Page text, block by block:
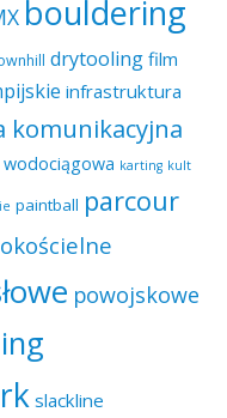
bouldering
drytooling film
infrastruktura
karting kult
paintball parcour
powojskowe
slackline